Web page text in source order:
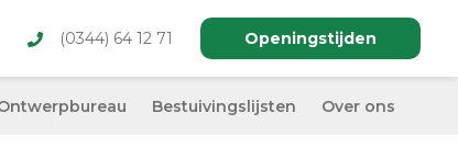
(0344) 64 12 71 Openingstijden
Bestuivingslijsten Over ons